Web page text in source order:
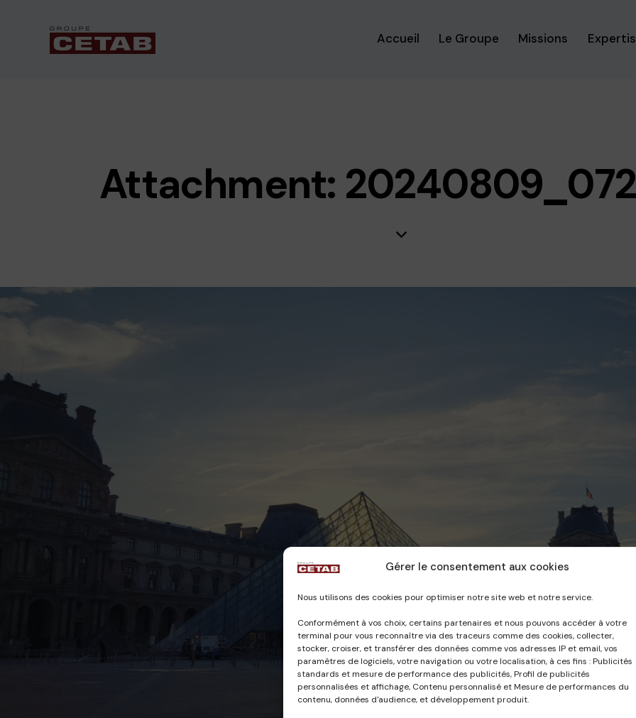
Gérer le consentement aux cookies
Nous utilisons des cookies pour optimiser notre site web et notre service.
Conformément à vos choix, certains partenaires et nous pouvons accéder à votre
terminal pour vous reconnaître via des traceurs comme des cookies, collecter,
stocker, croiser, et transférer des données comme vos adresses IP et email, vos
paramètres de logiciels, votre navigation ou votre localisation, à ces fins : Publicités
standards et mesure de performance des publicités, Profil de publicités
personnalisées et affichage, Contenu personnalisé et Mesure de performances du
contenu, données d'audience, et développement produit.
Accueil Le Groupe Missions
Attachment: